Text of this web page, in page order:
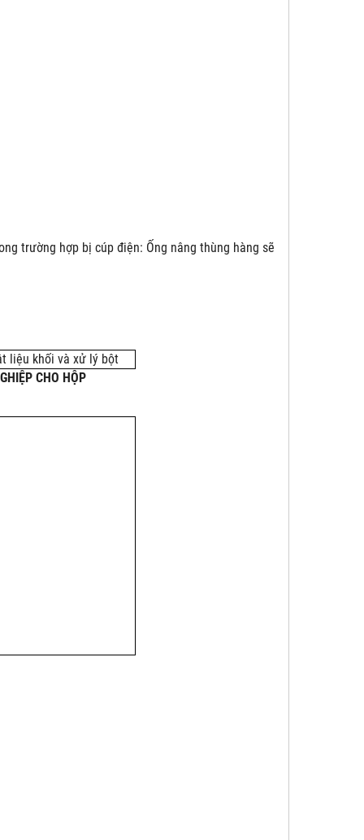
trường hợp bị cúp điện: Ống nâng thùng hàng sẽ
CHO HỘP